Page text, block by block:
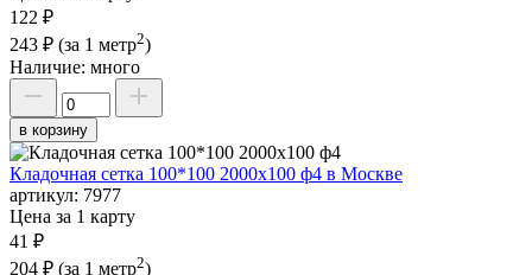
122 ₽
243 ₽ (за 1 метр2)
Наличие: много
в корзину
Кладочная сетка 100*100 2000х100 ф4 в Москве
артикул: 7977
Цена за 1 карту
41 ₽
204 ₽ (за 1 метр2)